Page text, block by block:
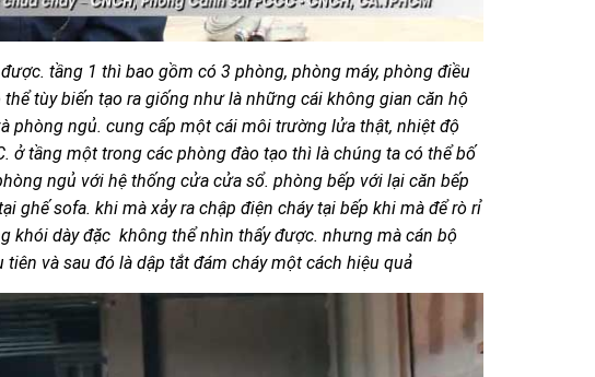
tầng 1 thì bao gồm có 3 phòng, phòng máy, phòng điều
tùy biến tạo ra giống như là những cái không gian căn hộ
phòng ngủ. cung cấp một cái môi trường lửa thật, nhiệt độ
ở tầng một trong các phòng đào tạo thì là chúng ta có thể bố
ngủ với hệ thống cửa cửa sổ. phòng bếp với lại căn bếp
ghế sofa. khi mà xảy ra chập điện cháy tại bếp khi mà để rò rỉ
khói dày đặc không thể nhìn thấy được. nhưng mà cán bộ
và sau đó là dập tắt đám cháy một cách hiệu quả